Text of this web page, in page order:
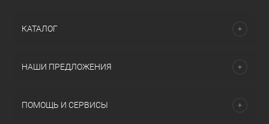
КАТАЛОГ
НАШИ ПРЕДЛОЖЕНИЯ
ПОМОЩЬ И СЕРВИСЫ